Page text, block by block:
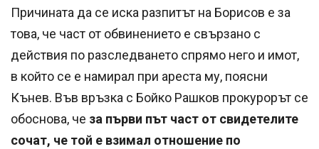
Причината да се иска разпитът на Борисов е за
това, че част от обвинението е свързано с
действия по разследването спрямо него и имот,
в който се е намирал при ареста му, поясни
Кънев. Във връзка с Бойко Рашков прокурорът се
обоснова, че за първи път част от свидетелите
сочат, че той е взимал отношение по